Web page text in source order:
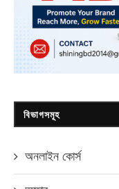
বিভাগসমূহ
অনলাইন কোর্স